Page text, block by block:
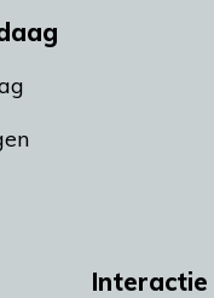
Interactie